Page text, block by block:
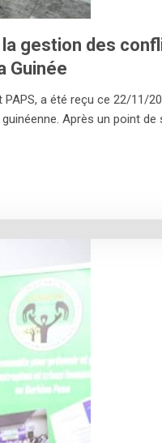
la gestion des
Guinée
a été reçu ce 22/11/
Après un point